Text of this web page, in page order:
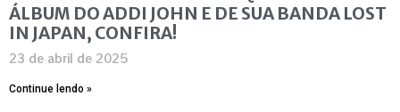
ÁLBUM DO ADDI JOHN E DE SUA BANDA LOST
IN JAPAN, CONFIRA!
23 de abril de 2025
Continue lendo »